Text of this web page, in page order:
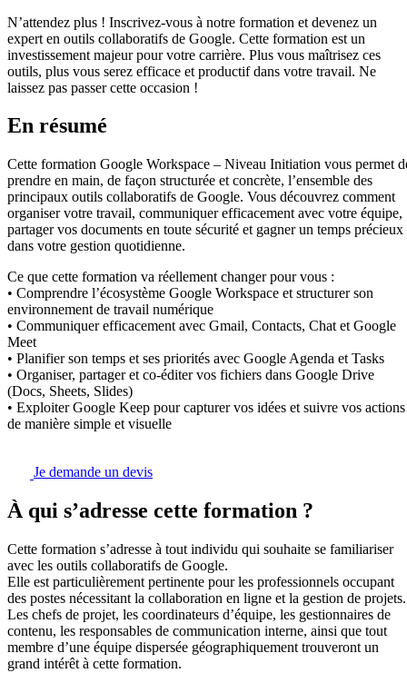
N’attendez plus ! Inscrivez-vous à notre formation et devenez un
expert en outils collaboratifs de Google. Cette formation est un
investissement majeur pour votre carrière. Plus vous maîtrisez ces
outils, plus vous serez efficace et productif dans votre travail. Ne
laissez pas passer cette occasion !
En résumé
Cette formation Google Workspace – Niveau Initiation vous permet
prendre en main, de façon structurée et concrète, l’ensemble des
principaux outils collaboratifs de Google. Vous découvrez comment
organiser votre travail, communiquer efficacement avec votre équipe,
partager vos documents en toute sécurité et gagner un temps précieux
dans votre gestion quotidienne.
Ce que cette formation va réellement changer pour vous :
• Comprendre l’écosystème Google Workspace et structurer son
environnement de travail numérique
• Communiquer efficacement avec Gmail, Contacts, Chat et Google
Meet
• Planifier son temps et ses priorités avec Google Agenda et Tasks
• Organiser, partager et co-éditer vos fichiers dans Google Drive
(Docs, Sheets, Slides)
• Exploiter Google Keep pour capturer vos idées et suivre vos actions
de manière simple et visuelle
Je demande un devis
À qui s’adresse cette formation ?
Cette formation s’adresse à tout individu qui souhaite se familiariser
avec les outils collaboratifs de Google.
Elle est particulièrement pertinente pour les professionnels occupant
des postes nécessitant la collaboration en ligne et la gestion de projets.
Les chefs de projet, les coordinateurs d’équipe, les gestionnaires de
contenu, les responsables de communication interne, ainsi que tout
membre d’une équipe dispersée géographiquement trouveront un
grand intérêt à cette formation.